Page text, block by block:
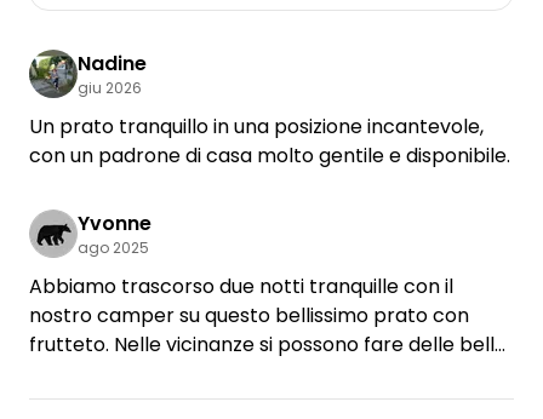
Nadine
giu 2026
Un prato tranquillo in una posizione incantevole,
con un padrone di casa molto gentile e disponibile.
Yvonne
ago 2025
Abbiamo trascorso due notti tranquille con il
nostro camper su questo bellissimo prato con
frutteto. Nelle vicinanze si possono fare delle belle
illuminato dello Schaumberg.